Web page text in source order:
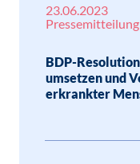
23.06.2023
Pressemitteilung
BDP-
umsetzen und
erkrankter